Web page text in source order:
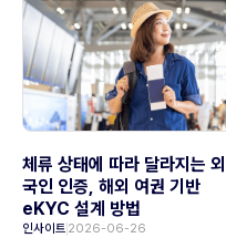
체류 상태에 따라 달라지는 외
국인 인증, 해외 여권 기반
eKYC 설계 방법
인사이트 2026-06-26